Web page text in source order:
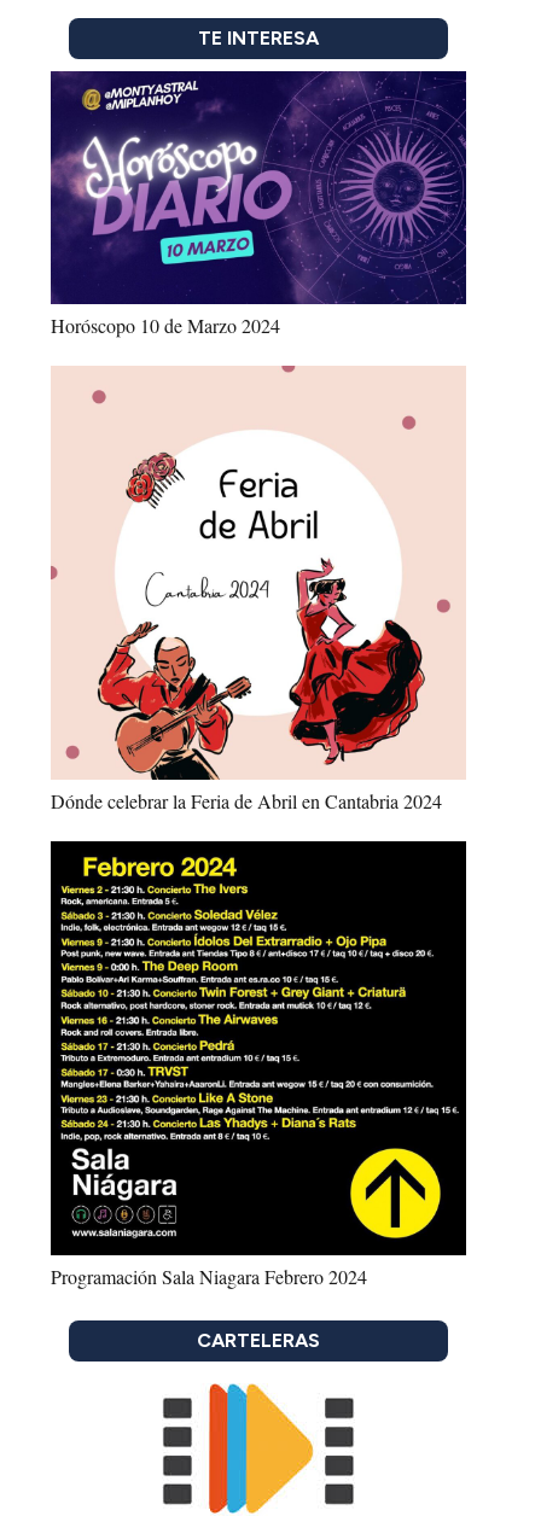
TE INTERESA
Horóscopo 10 de Marzo 2024
Dónde celebrar la Feria de Abril en Cantabria 2024
Programación Sala Niagara Febrero 2024
CARTELERAS